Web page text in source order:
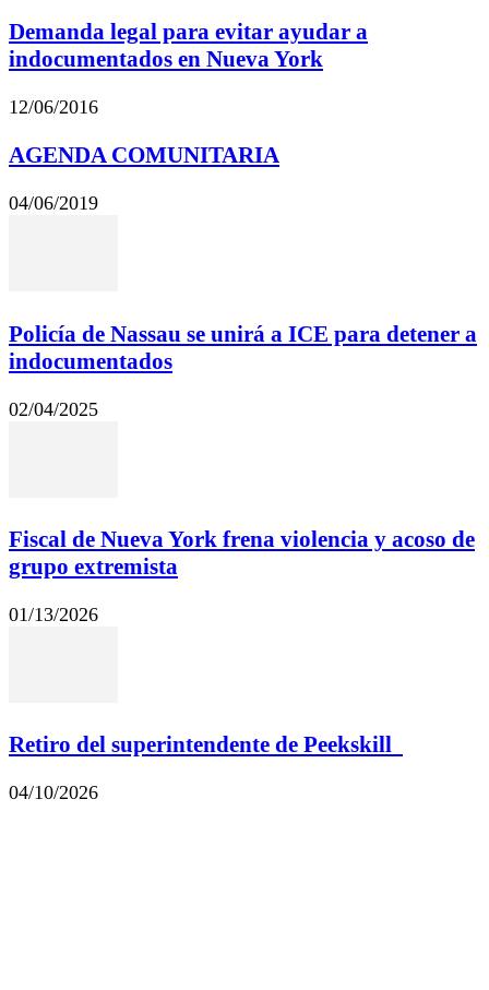
Demanda legal para evitar ayudar a
indocumentados en Nueva York
12/06/2016
AGENDA COMUNITARIA
04/06/2019
Policía de Nassau se unirá a ICE para detener a
indocumentados
02/04/2025
Fiscal de Nueva York frena violencia y acoso de
grupo extremista
01/13/2026
Retiro del superintendente de Peekskill
04/10/2026